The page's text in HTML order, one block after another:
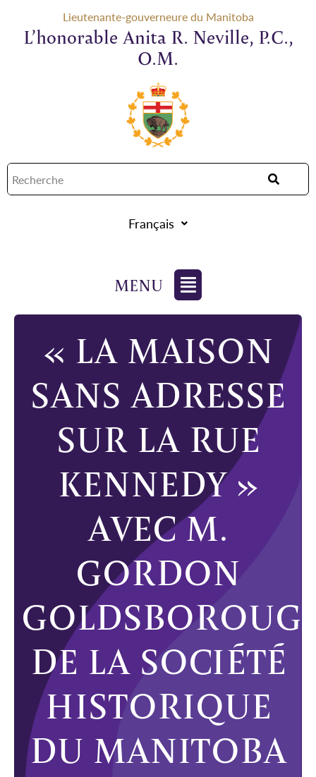
Lieutenante-gouverneure du Manitoba
L’honorable Anita R. Neville, P.C.,
O.M.
Français
« LA MAISON
SANS ADRESSE
SUR LA RUE
KENNEDY »
AVEC M.
GORDON
DE LA SOCIÉTÉ
HISTORIQUE
DU MANITOBA